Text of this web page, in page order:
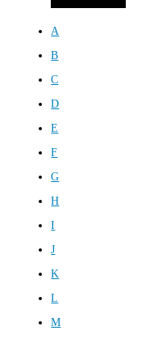
A
B
C
D
E
F
G
H
I
J
K
L
M